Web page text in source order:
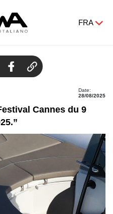
FRA
Date:
28/08/2025
Cannes du 9